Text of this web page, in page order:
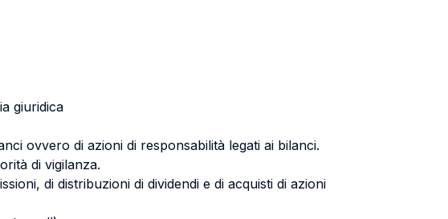
giuridica
ovvero di azioni di responsabilità legati ai bilanci.
di vigilanza.
di distribuzioni di dividendi e di acquisti di azioni